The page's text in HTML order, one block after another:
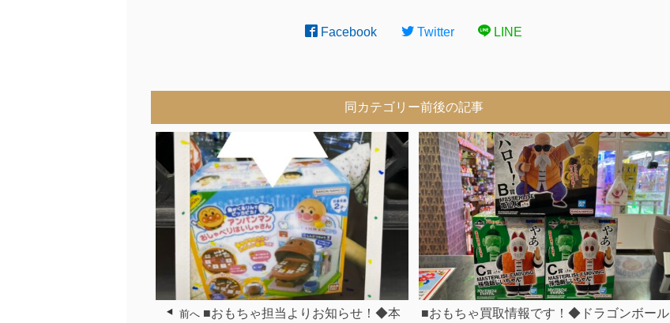
Facebook Twitter LINE
同カテゴリー前後の記事
前へ ■おもちゃ担当よりお知らせ！◆本
■おもちゃ買取情報です！◆ドラゴンボール